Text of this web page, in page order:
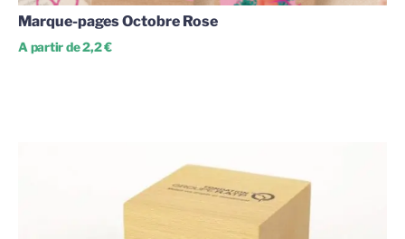
Marque-pages Octobre Rose
A partir de 2,2 €